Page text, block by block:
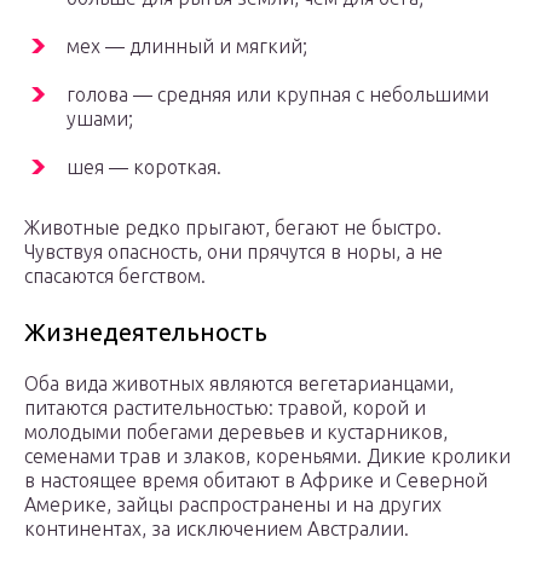
мех — длинный и мягкий;
голова — средняя или крупная с небольшими
ушами;
шея — короткая.
Животные редко прыгают, бегают не быстро.
Чувствуя опасность, они прячутся в норы, а не
спасаются бегством.
Жизнедеятельность
Оба вида животных являются вегетарианцами,
питаются растительностью: травой, корой и
молодыми побегами деревьев и кустарников,
семенами трав и злаков, кореньями. Дикие кролики
в настоящее время обитают в Африке и Северной
Америке, зайцы распространены и на других
континентах, за исключением Австралии.